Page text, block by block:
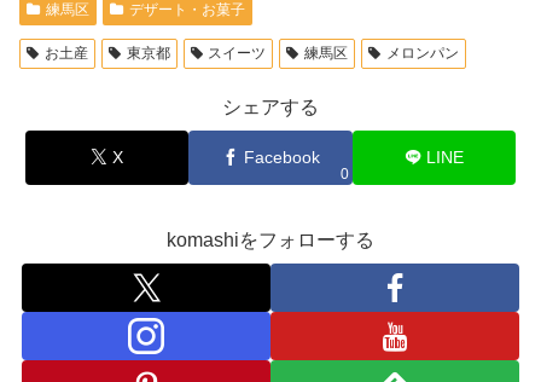
練馬区 デザート・お菓子
お土産 東京都 スイーツ 練馬区 メロンパン
シェアする
X Facebook
0
LINE
komashiをフォローする